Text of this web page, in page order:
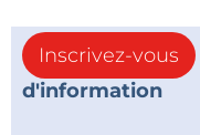
Inscrivez-vous
d'information